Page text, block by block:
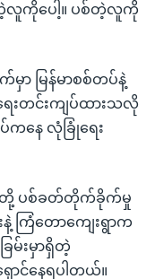
လူကိုပေါ့။ ပစ်တဲ့လူကို
မြန်မာစစ်တပ်နဲ့
ေးတင်းကျပ်ထားသလို
ကနေ လုံခြုံရေး
ပ်တို့ ပစ်ခတ်တိုက်ခိုက်မှု
နဲ့ ကြံတောကျေးရွာက
ြမ်းမှာရှိတဲ့
ာင်နေရပါတယ်။